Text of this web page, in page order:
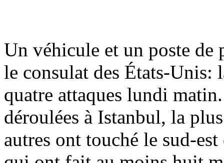
Un véhicule et un poste de
le consulat des États-Unis:
quatre attaques lundi
déroulées à Istanbul, la
autres ont touché le sud-